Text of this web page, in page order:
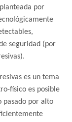
por
seguridad (por
es un tema
físico es posible
pasado por alto